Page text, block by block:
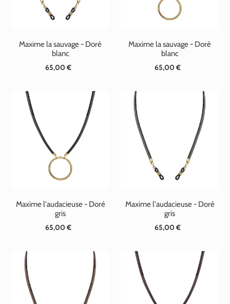
Maxime la sauvage - Doré
blanc
Prix
65,00 €
Maxime la sauvage - Doré
blanc
Prix
65,00 €
Maxime l'audacieuse - Doré
gris
Prix
65,00 €
Maxime l'audacieuse - Doré
gris
Prix
65,00 €